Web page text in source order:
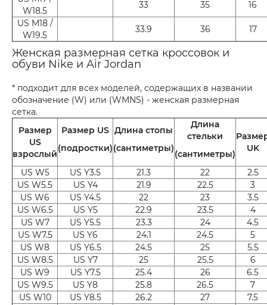
W18.5
33 35
16
US M18 /
W19.5
33.9 36 17
Женская размерная сетка кроссовок и
обуви Nike и Air Jordan
* подходит для всех моделей, содержащих в названии
обозначение (W) или (WMNS) - женская размерная
сетка.
Размер
US
взрослый
Размер US
(подростки)
Длина стопы
(сантиметры)
Длина
стельки
(сантиметры)
UK
US W5 US Y3.5 21.3 22
2.5
US W5.5
US Y4 21.9 22.5
3
US W6
US Y4.5 22 23
3.5
US W6.5
US Y5 22.9 23.5
4
US W7
US Y5.5 23.3 24
4.5
US W7.5
US Y6 24.1 24.5
5
US W8
US Y6.5 24.5 25
5.5
US W8.5
US Y7 25 25.5
6
US W9
US Y7.5 25.4 26
6.5
US W9.5
US Y8 25.8 26.5
7
US W10
US Y8.5 26.2 27
7.5